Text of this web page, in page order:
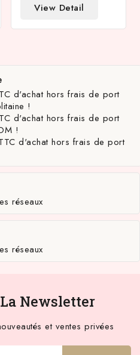
View Detail
d'achat hors frais de port
!
d'achat hors frais de port
!
d'achat hors frais de port
réseaux
réseaux
Newsletter
et ventes privées